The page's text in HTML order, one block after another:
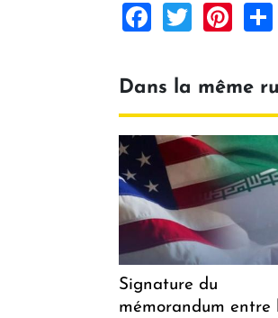
Facebook
Twitter
Dans la même
Signature du
mémorandum entre